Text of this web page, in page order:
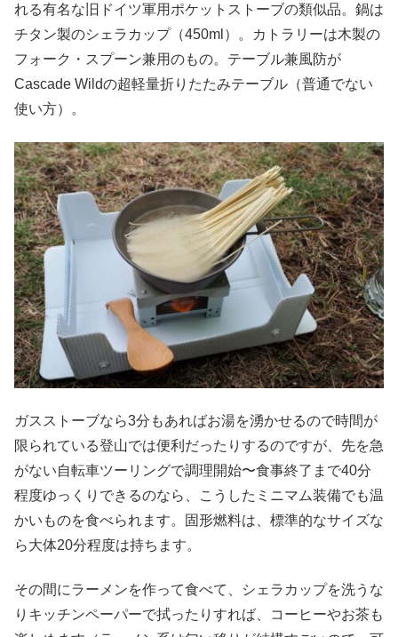
れる有名な旧ドイツ軍用ポケットストーブの類似品。鍋は
チタン製のシェラカップ（450ml）。カトラリーは木製の
フォーク・スプーン兼用のもの。テーブル兼風防が
Cascade Wildの超軽量折りたたみテーブル（普通でない
使い方）。
ガスストーブなら3分もあればお湯を湧かせるので時間が
限られている登山では便利だったりするのですが、先を急
がない自転車ツーリングで調理開始〜食事終了まで40分
程度ゆっくりできるのなら、こうしたミニマム装備でも温
かいものを食べられます。固形燃料は、標準的なサイズな
ら大体20分程度は持ちます。
その間にラーメンを作って食べて、シェラカップを洗うな
りキッチンペーパーで拭ったりすれば、コーヒーやお茶も